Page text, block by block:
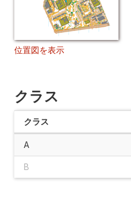
位置図を表示
クラス
クラス
A
B